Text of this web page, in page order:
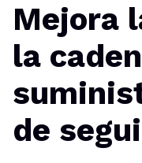
Mejora
la
de